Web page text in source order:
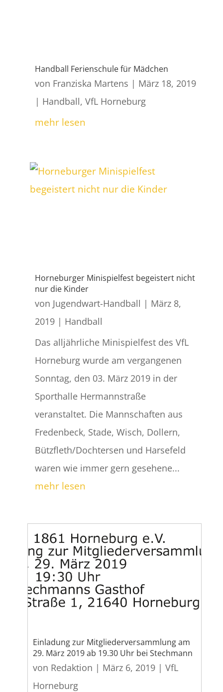
Handball Ferienschule für Mädchen
von Franziska Martens | März 18, 2019
| Handball, VfL Horneburg
mehr lesen
Horneburger Minispielfest begeistert nicht
nur die Kinder
von Jugendwart-Handball | März 8,
2019| Handball
Das alljährliche Minispielfest des VfL
Horneburg wurde am vergangenen
Sonntag, den 03. März 2019 in der
Sporthalle Hermannstraße
veranstaltet. Die Mannschaften aus
Fredenbeck, Stade, Wisch, Dollern,
Bützfleth/Dochtersen und Harsefeld
waren wie immer gern gesehene...
mehr lesen
Einladung zur Mitgliederversammlung am
29. März 2019 ab 19.30 Uhr bei Stechmann
von Redaktion | März 6, 2019| VfL
Horneburg